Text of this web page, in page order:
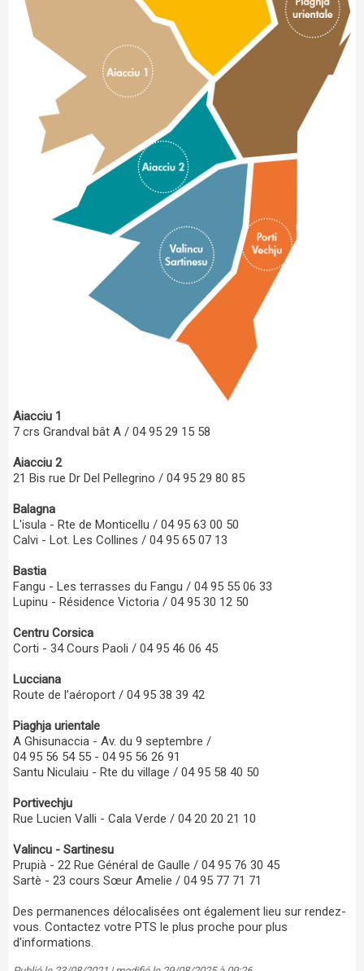
Aiacciu 1
7 crs Grandval bât A / 04 95 29 15 58
Aiacciu 2
21 Bis rue Dr Del Pellegrino / 04 95 29 80 85
Balagna
L'isula - Rte de Monticellu / 04 95 63 00 50
Calvi - Lot. Les Collines / 04 95 65 07 13
Bastia
Fangu - Les terrasses du Fangu / 04 95 55 06 33
Lupinu - Résidence Victoria / 04 95 30 12 50
Centru Corsica
Corti - 34 Cours Paoli / 04 95 46 06 45
Lucciana
Route de l’aéroport / 04 95 38 39 42
Piaghja urientale
A Ghisunaccia - Av. du 9 septembre /
04 95 56 54 55 - 04 95 56 26 91
Santu Niculaiu - Rte du village / 04 95 58 40 50
Portivechju
Rue Lucien Valli - Cala Verde / 04 20 20 21 10
Valincu - Sartinesu
Prupià - 22 Rue Général de Gaulle / 04 95 76 30 45
Sartè - 23 cours Sœur Amelie / 04 95 77 71 71
Des permanences délocalisées ont également lieu sur rendez-
vous. Contactez votre PTS le plus proche pour plus
d'informations.